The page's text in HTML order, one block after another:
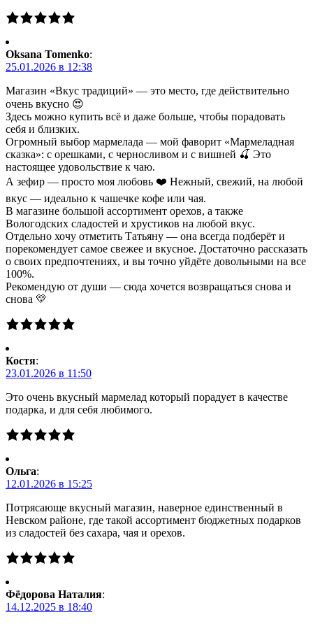
Oksana Tomenko:
25.01.2026 в 12:38
Магазин «Вкус традиций» — это место, где действительно
очень вкусно 😍
Здесь можно купить всё и даже больше, чтобы порадовать
себя и близких.
Огромный выбор мармелада — мой фаворит «Мармеладная
сказка»: с орешками, с черносливом и с вишней 🍒 Это
настоящее удовольствие к чаю.
А зефир — просто моя любовь ❤️ Нежный, свежий, на любой
вкус — идеально к чашечке кофе или чая.
В магазине большой ассортимент орехов, а также
Вологодских сладостей и хрустиков на любой вкус.
Отдельно хочу отметить Татьяну — она всегда подберёт и
порекомендует самое свежее и вкусное. Достаточно рассказать
о своих предпочтениях, и вы точно уйдёте довольными на все
100%.
Рекомендую от души — сюда хочется возвращаться снова и
снова 💛
Костя:
23.01.2026 в 11:50
Это очень вкусный мармелад который порадует в качестве
подарка, и для себя любимого.
Ольга:
12.01.2026 в 15:25
Потрясающе вкусный магазин, наверное единственный в
Невском районе, где такой ассортимент бюджетных подарков
из сладостей без сахара, чая и орехов.
Фёдорова Наталия:
14.12.2025 в 18:40